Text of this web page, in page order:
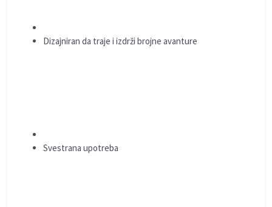
Dizajniran da traje i izdrži brojne avanture
Svestrana upotreba